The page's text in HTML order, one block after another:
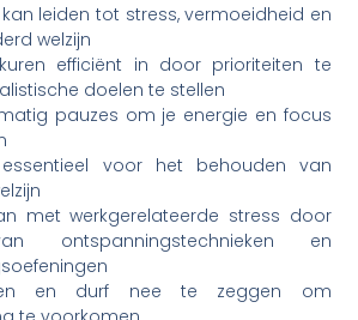
leiden tot stress, vermoeidheid en
welzijn
efficiënt in door prioriteiten te
doelen te stellen
pauzes om je energie en focus
voor het behouden van
met werkgerelateerde stress door
ontspanningstechnieken en
en durf nee te zeggen om